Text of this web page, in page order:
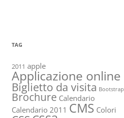
TAG
2011 apple
Applicazione online
Biglietto da visita Bootstrap
Brochure Calendario
Calendario 2011 CMS Colori